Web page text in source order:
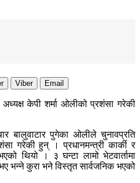
Viber Email
अध्यक्ष केपी शर्मा ओलीको प्रशंसा गरेकी
बालुवाटार पुगेका ओलीले चुनावप्रति
गरेकी हुन् । प्रधानमन्त्री कार्की र
थियो । ३ घन्टा लामो भेटवार्तामा
भन्ने कुरा भने विस्तृत सार्वजनिक भएको